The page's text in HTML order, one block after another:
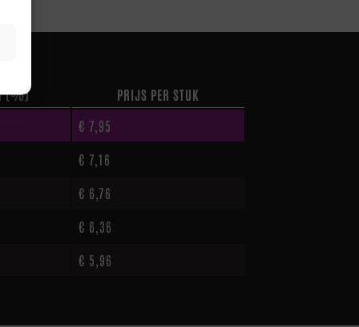
(%)
PRIJS PER STUK
€ 7,95
€ 7,16
€ 6,76
€ 6,36
€ 5,96